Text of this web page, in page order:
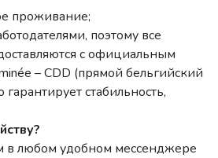
проживание;
поэтому все
с официальным
– CDD (прямой бельгийский
стабильность,
в любом удобном мессенджере